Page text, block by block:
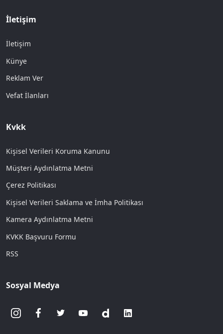
İletişim
İletişim
Künye
Reklam Ver
Vefat İlanları
Kvkk
Kişisel Verileri Koruma Kanunu
Müşteri Aydınlatma Metni
Çerez Politikası
Kişisel Verileri Saklama ve İmha Politikası
Kamera Aydınlatma Metni
KVKK Başvuru Formu
RSS
Sosyal Medya